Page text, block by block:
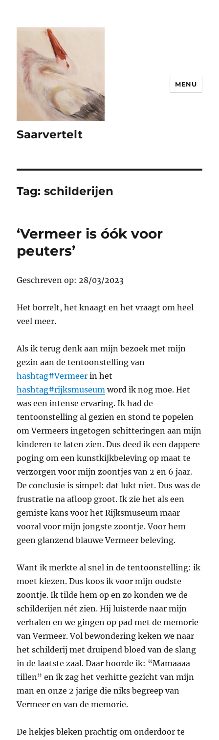
Saarvertelt
MENU
Tag:schilderijen
‘Vermeer is óók voor
peuters’
Geschreven op: 28/03/2023
Het borrelt, het knaagt en het vraagt om heel
veel meer.
Als ik terug denk aan mijn bezoek met mijn
gezin aan de tentoonstelling van
hashtag#Vermeer in het
hashtag#rijksmuseum word ik nog moe. Het
was een intense ervaring. Ik had de
tentoonstelling al gezien en stond te popelen
om Vermeers ingetogen schitteringen aan mijn
kinderen te laten zien. Dus deed ik een dappere
poging om een kunstkijkbeleving op maat te
verzorgen voor mijn zoontjes van 2 en 6 jaar.
De conclusie is simpel: dat lukt niet. Dus was de
frustratie na afloop groot. Ik zie het als een
gemiste kans voor het Rijksmuseum maar
vooral voor mijn jongste zoontje. Voor hem
geen glanzend blauwe Vermeer beleving.
Want ik merkte al snel in de tentoonstelling: ik
moet kiezen. Dus koos ik voor mijn oudste
zoontje. Ik tilde hem op en zo konden we de
schilderijen nét zien. Hij luisterde naar mijn
verhalen en we gingen op pad met de memorie
van Vermeer. Vol bewondering keken we naar
het schilderij met druipend bloed van de slang
in de laatste zaal. Daar hoorde ik: “Mamaaaa
tillen” en ik zag het verhitte gezicht van mijn
man en onze 2 jarige die niks begreep van
Vermeer en van de memorie.
De hekjes bleken prachtig om onderdoor te